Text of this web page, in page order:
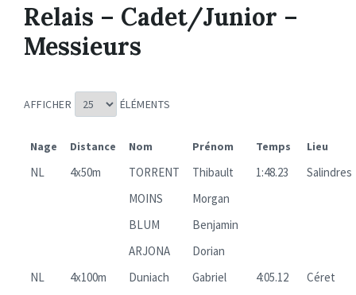
Relais – Cadet/Junior –
Messieurs
AFFICHER ÉLÉMENTS
Nage Distance Nom Prénom Temps Lieu
NL 4x50m TORRENT Thibault 1:48.23
Salindres
MOINS
Morgan
BLUM
Benjamin
ARJONA
Dorian
NL
4x100m Duniach Gabriel 4:05.12
Céret